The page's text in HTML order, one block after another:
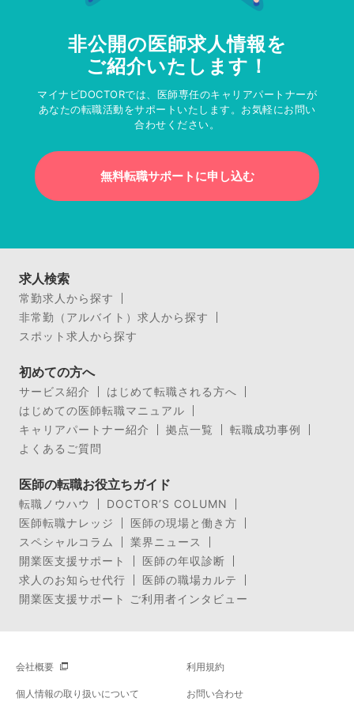
非公開の医師求人情報を
ご紹介いたします！
マイナビDOCTORでは、医師専任のキャリアパートナーが
あなたの転職活動をサポートいたします。お気軽にお問い
合わせください。
無料転職サポートに申し込む
求人検索
常勤求人から探す
非常勤（アルバイト）求人から探す
スポット求人から探す
初めての方へ
サービス紹介
はじめて転職される方へ
はじめての医師転職マニュアル
キャリアパートナー紹介
拠点一覧
転職成功事例
よくあるご質問
医師の転職お役立ちガイド
転職ノウハウ
DOCTOR’S COLUMN
医師転職ナレッジ
医師の現場と働き方
スペシャルコラム
業界ニュース
開業医支援サポート
医師の年収診断
求人のお知らせ代行
医師の職場カルテ
開業医支援サポート ご利用者インタビュー
会社概要 利用規約
個人情報の取り扱いについて お問い合わせ